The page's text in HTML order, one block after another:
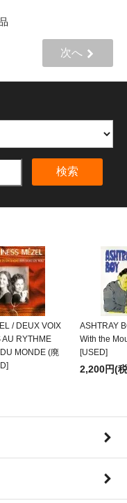
次へ
検索
/ DEUX VOIX
AU RYTHME
MONDE (廃
ASHTRAY
With the
[USED]
2,200円(